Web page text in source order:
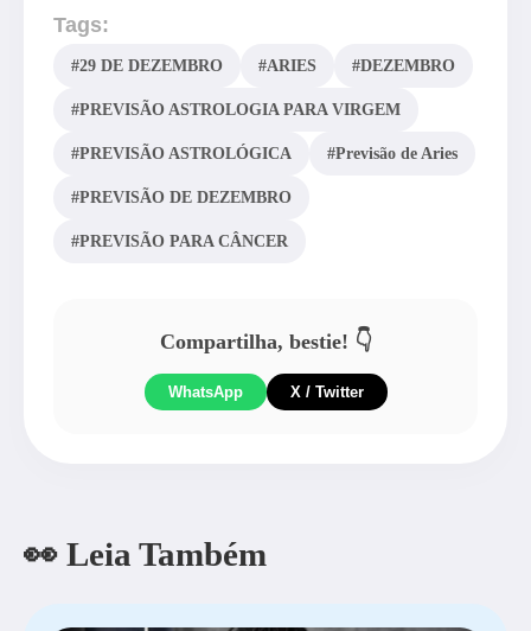
Tags:
#29 DE DEZEMBRO #ARIES #DEZEMBRO
#PREVISÃO ASTROLOGIA PARA VIRGEM
#PREVISÃO ASTROLÓGICA #Previsão de Aries
#PREVISÃO DE DEZEMBRO
#PREVISÃO PARA CÂNCER
Compartilha, bestie! 👇
WhatsApp X / Twitter
👀 Leia Também